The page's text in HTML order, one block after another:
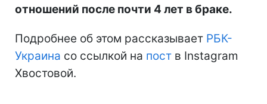
отношений после почти 4 лет в браке.
Подробнее об этом рассказывает РБК-
Украина со ссылкой на пост в Instagram
Хвостовой.